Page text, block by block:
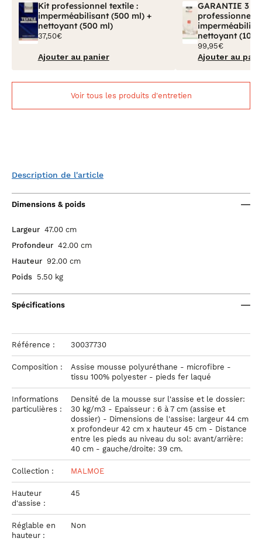
Kit professionnel textile :
imperméabilisant (500 ml) +
nettoyant (500 ml)
37,50€
Ajouter au panier
GARANTIE 3
professionnel
nettoyant (100
99,95€
Ajouter au
Voir tous les produits d'entretien
Description de l'article
Dimensions & poids
Largeur 47.00 cm
Profondeur 42.00 cm
Hauteur 92.00 cm
Poids 5.50 kg
Spécifications
Référence : 30037730
Composition :
Assise mousse polyuréthane - microfibre -
tissu 100% polyester - pieds fer laqué
Informations
particulières :
Densité de la mousse sur l'assise et le dossier:
30 kg/m3 - Epaisseur : 6 à 7 cm (assise et
dossier) - Dimensions de l'assise: largeur 44 cm
x profondeur 42 cm x hauteur 45 cm - Distance
entre les pieds au niveau du sol: avant/arrière:
40 cm - gauche/droite: 39 cm.
Collection : MALMOE
Hauteur
d'assise :
45
Réglable en
hauteur :
Non